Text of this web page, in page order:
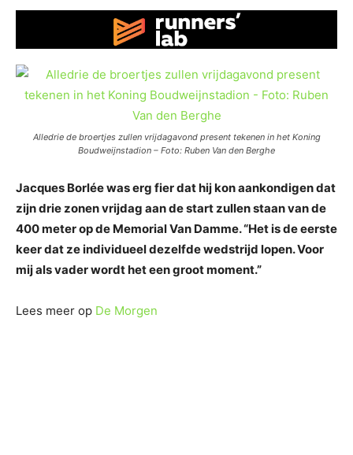
Alledrie de broertjes zullen vrijdagavond present tekenen in het Koning
Boudweijnstadion – Foto: Ruben Van den Berghe
Jacques Borlée was erg fier dat hij kon aankondigen dat
zijn drie zonen vrijdag aan de start zullen staan van de
400 meter op de Memorial Van Damme. “Het is de eerste
keer dat ze individueel dezelfde wedstrijd lopen. Voor
mij als vader wordt het een groot moment.”
Lees meer op De Morgen